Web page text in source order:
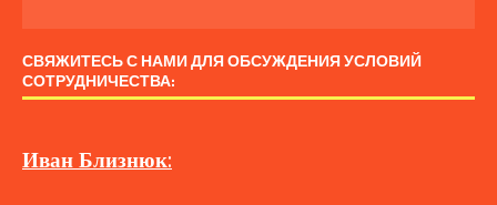
СВЯЖИТЕСЬ С НАМИ ДЛЯ ОБСУЖДЕНИЯ УСЛОВИЙ
СОТРУДНИЧЕСТВА:
ИванБлизнюк: